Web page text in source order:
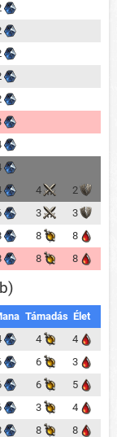
4
2
3
3
8
8
8 8
Támadás Élet
4
4
6
3
6
5
3
4
8
8